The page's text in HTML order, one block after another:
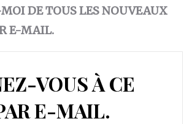
DE TOUS LES NOUVEAUX
E-MAIL.
VOUS À CE
E-MAIL.